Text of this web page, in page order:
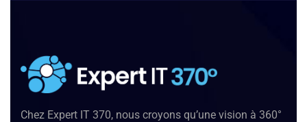
Chez Expert IT 370, nous croyons qu’une vision à 360°